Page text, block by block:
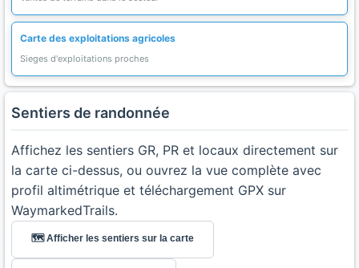
Carte des exploitations agricoles
Sieges d'exploitations proches
Sentiers de randonnée
Affichez les sentiers GR, PR et locaux directement sur
la carte ci-dessus, ou ouvrez la vue complète avec
profil altimétrique et téléchargement GPX sur
WaymarkedTrails.
🗺️ Afficher les sentiers sur la carte